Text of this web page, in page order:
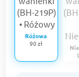
Różowa
90 zł